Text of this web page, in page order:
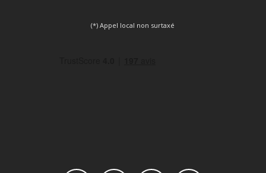
(*) Appel local non surtaxé